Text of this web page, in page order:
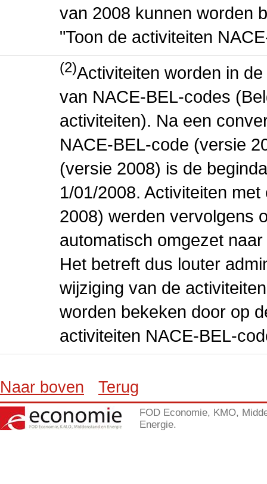
van 2008 kunnen worden
"Toon de activiteiten
(2)Activiteiten worden in
van NACE-BEL-codes
activiteiten). Na een
NACE-BEL-code (versie
(versie 2008) is de
1/01/2008. Activiteiten
2008) werden vervolgens
automatisch omgezet
Het betreft dus louter
wijziging van de
worden bekeken door op
activiteiten NACE-BEL-
Naar boven Terug
FOD Economie, KMO,
Energie.